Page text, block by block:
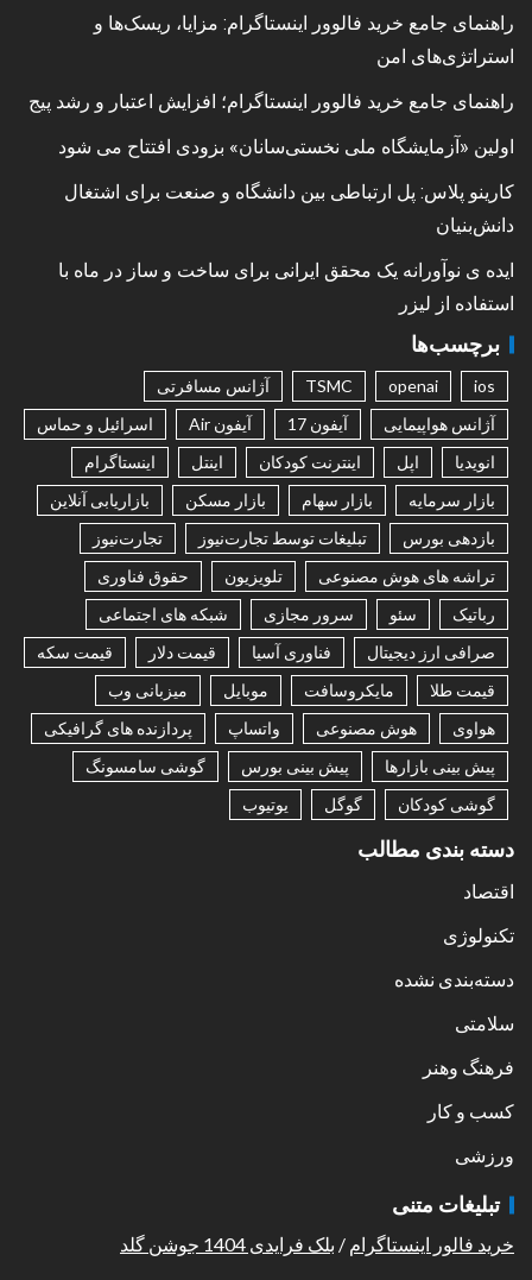
راهنمای جامع خرید فالوور اینستاگرام: مزایا، ریسک‌ها و
استراتژی‌های امن
راهنمای جامع خرید فالوور اینستاگرام؛ افزایش اعتبار و رشد پیج
اولین «آزمایشگاه ملی نخستی‌سانان» بزودی افتتاح می شود
کارینو پلاس: پل ارتباطی بین دانشگاه و صنعت برای اشتغال
دانش‌بنیان
ایده ی نوآورانه یک محقق ایرانی برای ساخت و ساز در ماه با
استفاده از لیزر
برچسب‌ها
ios
openai
TSMC
آژانس مسافرتی
آژانس هواپیمایی
آیفون 17 آیفون Air
اسرائیل و حماس
انویدیا
اپل اینترنت کودکان اینتل
اینستاگرام
بازار سرمایه
بازار سهام بازار مسکن
بازاریابی آنلاین
بازدهی بورس
تبلیغات توسط تجارت‌نیوز
تجارت‌نیوز
تراشه های هوش مصنوعی
تلویزیون
حقوق فناوری
رباتیک
سئو سرور مجازی
شبکه های اجتماعی
صرافی ارز دیجیتال
فناوری آسیا قیمت دلار
قیمت سکه
قیمت طلا
مایکروسافت موبایل
میزبانی وب
هواوی
هوش مصنوعی واتساپ
پردازنده های گرافیکی
پیش بینی بازارها
پیش بینی بورس
گوشی سامسونگ
گوشی کودکان
گوگل یوتیوب
دسته بندی مطالب
اقتصاد
تکنولوژی
دسته‌بندی نشده
سلامتی
فرهنگ وهنر
کسب و کار
ورزشی
تبلیغات متنی
خرید فالور اینستاگرام / بلک فرایدی 1404 جوشن گلد